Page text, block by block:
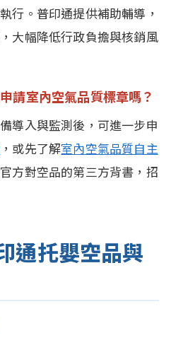
行。普印通提供補助輔導，
大幅降低行政負擔與核銷風
請室內空氣品質標章嗎？
導入與監測後，可進一步申
，或先了解室內空氣品質自主
官方對空品的第三方背書，招
通托嬰空品與